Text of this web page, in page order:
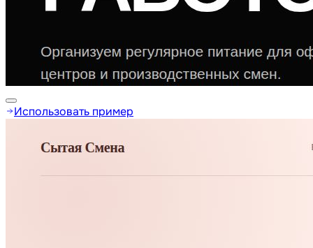
Использовать пример